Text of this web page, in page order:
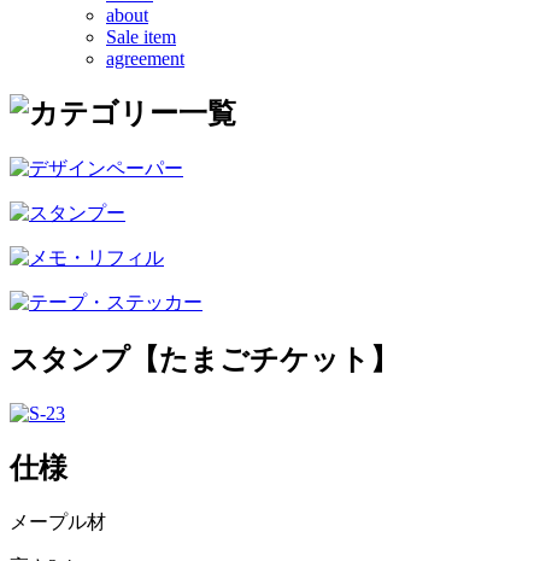
about
Sale item
agreement
スタンプ【たまごチケット】
仕様
メープル材